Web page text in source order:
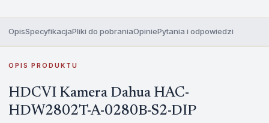
OpisSpecyfikacjaPliki do pobraniaOpiniePytania i odpowiedzi
OPIS PRODUKTU
HDCVI Kamera Dahua HAC-
HDW2802T-A-0280B-S2-DIP